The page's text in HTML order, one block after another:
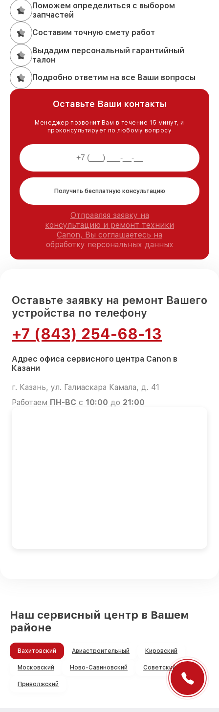
Поможем определиться с выбором
запчастей
Составим точную смету работ
Выдадим персональный гарантийный
талон
Подробно ответим на все Ваши вопросы
Оставьте Ваши контакты
Менеджер позвонит Вам в течение 15 минут, и
проконсультирует по любому вопросу
Получить бесплатную консультацию
Отправляя заявку на
консультацию и ремонт техники
Canon, Вы соглашаетесь на
обработку персональных данных
Оставьте заявку на ремонт Вашего
устройства по телефону
+7 (843) 254-68-13
Адрес офиса сервисного центра Canon в
Казани
г. Казань, ул. Галиаскара Камала, д. 41
Работаем ПН-ВС с 10:00 до 21:00
Наш сервисный центр в Вашем
районе
Вахитовский Авиастроительный Кировский
Московский Ново-Савиновский Советский
Приволжский